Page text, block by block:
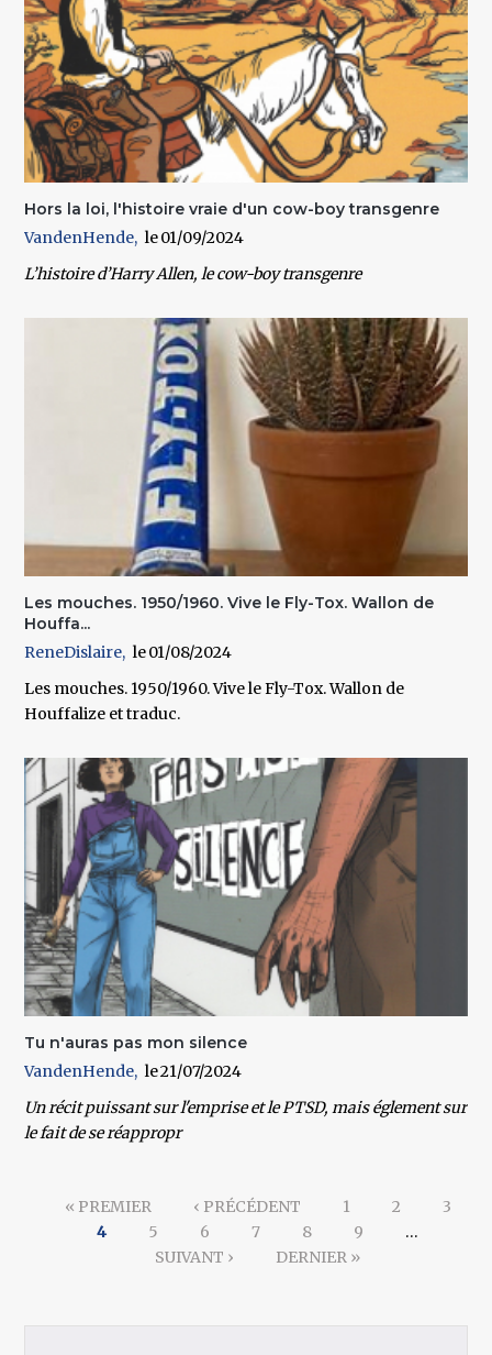
Hors la loi, l'histoire vraie d'un cow-boy transgenre
VandenHende
01/09/2024
L’histoire d’Harry Allen, le cow-boy transgenre
Les mouches. 1950/1960. Vive le Fly-Tox. Wallon de
Houffa...
ReneDislaire
01/08/2024
Les mouches. 1950/1960. Vive le Fly-Tox. Wallon de
Houffalize et traduc.
Tu n'auras pas mon silence
VandenHende
21/07/2024
Un récit puissant sur l'emprise et le PTSD, mais églement sur
le fait de se réappropr
« PREMIER ‹ PRÉCÉDENT 1 2
3
4
5 6 7 8 9
…
SUIVANT ›
DERNIER »